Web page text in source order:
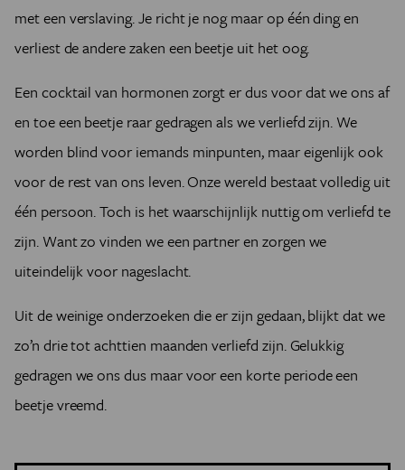
met een verslaving. Je richt je nog maar op één ding en
verliest de andere zaken een beetje uit het oog.
Een cocktail van hormonen zorgt er dus voor dat we ons af
en toe een beetje raar gedragen als we verliefd zijn. We
worden blind voor iemands minpunten, maar eigenlijk ook
voor de rest van ons leven. Onze wereld bestaat volledig uit
één persoon. Toch is het waarschijnlijk nuttig om verliefd te
zijn. Want zo vinden we een partner en zorgen we
uiteindelijk voor nageslacht.
Uit de weinige onderzoeken die er zijn gedaan, blijkt dat we
zo’n drie tot achttien maanden verliefd zijn. Gelukkig
gedragen we ons dus maar voor een korte periode een
beetje vreemd.